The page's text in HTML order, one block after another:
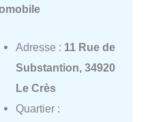
Adresse : 11 Rue de
Substantion, 34920
Le Crès
Quartier :